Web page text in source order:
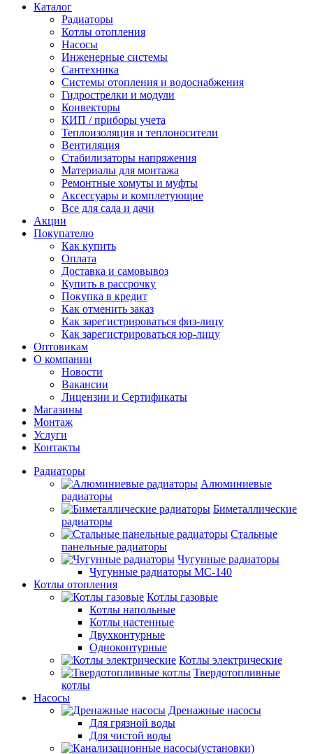
Каталог
Радиаторы
Котлы отопления
Насосы
Инженерные системы
Сантехника
Системы отопления и водоснабжения
Гидрострелки и модули
Конвекторы
КИП / приборы учета
Теплоизоляция и теплоносители
Вентиляция
Стабилизаторы напряжения
Материалы для монтажа
Ремонтные хомуты и муфты
Аксессуары и комплетующие
Все для сада и дачи
Акции
Покупателю
Как купить
Оплата
Доставка и самовывоз
Купить в рассрочку
Покупка в кредит
Как отменить заказ
Как зарегистрироваться физ-лицу
Как зарегистрироваться юр-лицу
Оптовикам
О компании
Новости
Вакансии
Лицензии и Сертификаты
Магазины
Монтаж
Услуги
Контакты
Радиаторы
Алюминиевые
радиаторы
Биметаллические
радиаторы
Стальные
панельные радиаторы
Чугунные радиаторы
Чугунные радиаторы МС-140
Котлы отопления
Котлы газовые
Котлы напольные
Котлы настенные
Двухконтурные
Одноконтурные
Котлы электрические
Твердотопливные
котлы
Насосы
Дренажные насосы
Для грязной воды
Для чистой воды